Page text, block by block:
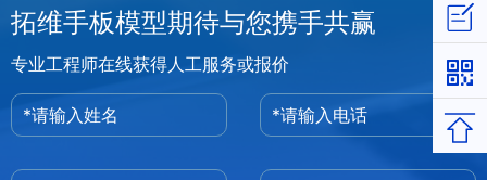
拓维手板模型期待与您携手共赢
专业工程师在线获得人工服务或报价
立即
返回